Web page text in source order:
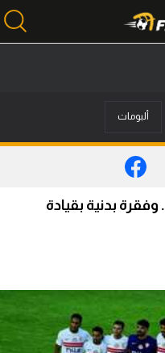
ألبومات
وفقرة بدنية بقيادة